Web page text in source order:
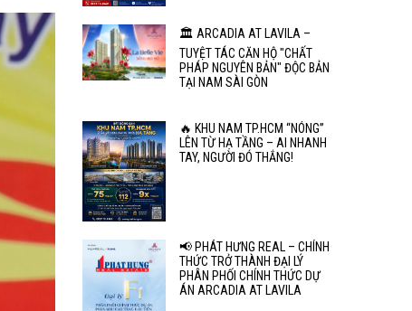
🏛️ ARCADIA AT LAVILA –
TUYỆT TÁC CĂN HỘ "CHẤT
PHÁP NGUYÊN BẢN" ĐỘC BẢN
TẠI NAM SÀI GÒN
🔥 KHU NAM TP.HCM “NÓNG”
LÊN TỪ HẠ TẦNG – AI NHANH
TAY, NGƯỜI ĐÓ THẮNG!
📢 PHÁT HƯNG REAL – CHÍNH
THỨC TRỞ THÀNH ĐẠI LÝ
PHÂN PHỐI CHÍNH THỨC DỰ
ÁN ARCADIA AT LAVILA